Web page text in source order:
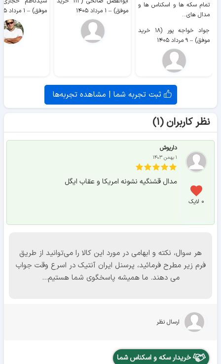
تمام سکه ها و اسکناس ها و
مدال های...
جواد خواجه پور (۱۸ خرید
موفق) – ۹ مرداد ۱۴۰۵
موفق) – ۱ مرداد ۱۴۰۵ موفق) – ۱ مرداد ۱۴۰۵
ثبت تجربه شما | مشاهده تجربه‌ها
نظر کاربران (۱)
۰ لایک
داریوش
۱ بهمن ۱۴۰۳
مدال قشنگیه نشونه امریکا و عقاب ایگل
هر سوال، نکته و ابهامی در مورد این کالا را می‌توانید از طریق
فرم زیر مطرح فرمائید، پرسنل ایران آنتیک در اسرع وقت جواب
می دهند. ما همیشه پاسخگوی شما هستیم...
ارسال نظر
خریدار سکه و اسکناس شما